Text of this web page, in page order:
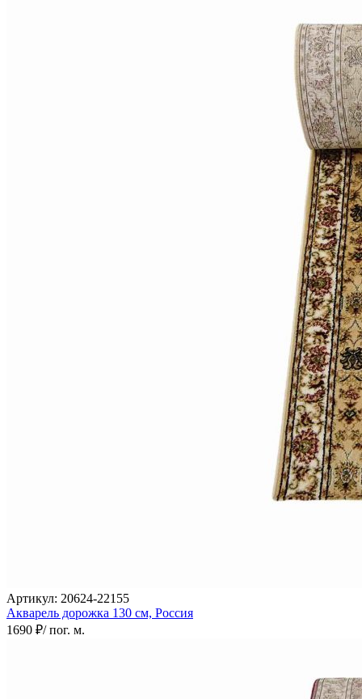
Артикул: 20624-22155
Акварель дорожка 130 см, Россия
1690 ₽/ пог. м.